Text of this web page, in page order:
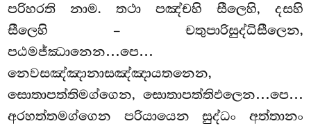
පරිහරති නාම. තථා පඤ්චහි සීලෙහි, දසහි
සීලෙහි – චතුපාරිසුද්ධිසීලෙන,
පඨමජ්ඣානෙන…පෙ…
නෙවසඤ්ඤානාසඤ්ඤායතනෙන,
සොතාපත්තිමග්ගෙන, සොතාපත්තිඵලෙන…පෙ…
අරහත්තමග්ගෙන පරියායෙන සුද්ධං අත්තානං